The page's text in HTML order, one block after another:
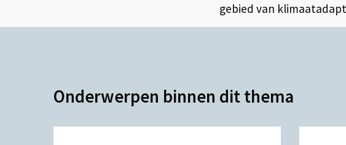
gebied van
Onderwerpen binnen dit thema